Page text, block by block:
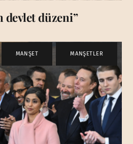
devlet düzeni”
MANŞET MANŞETLER